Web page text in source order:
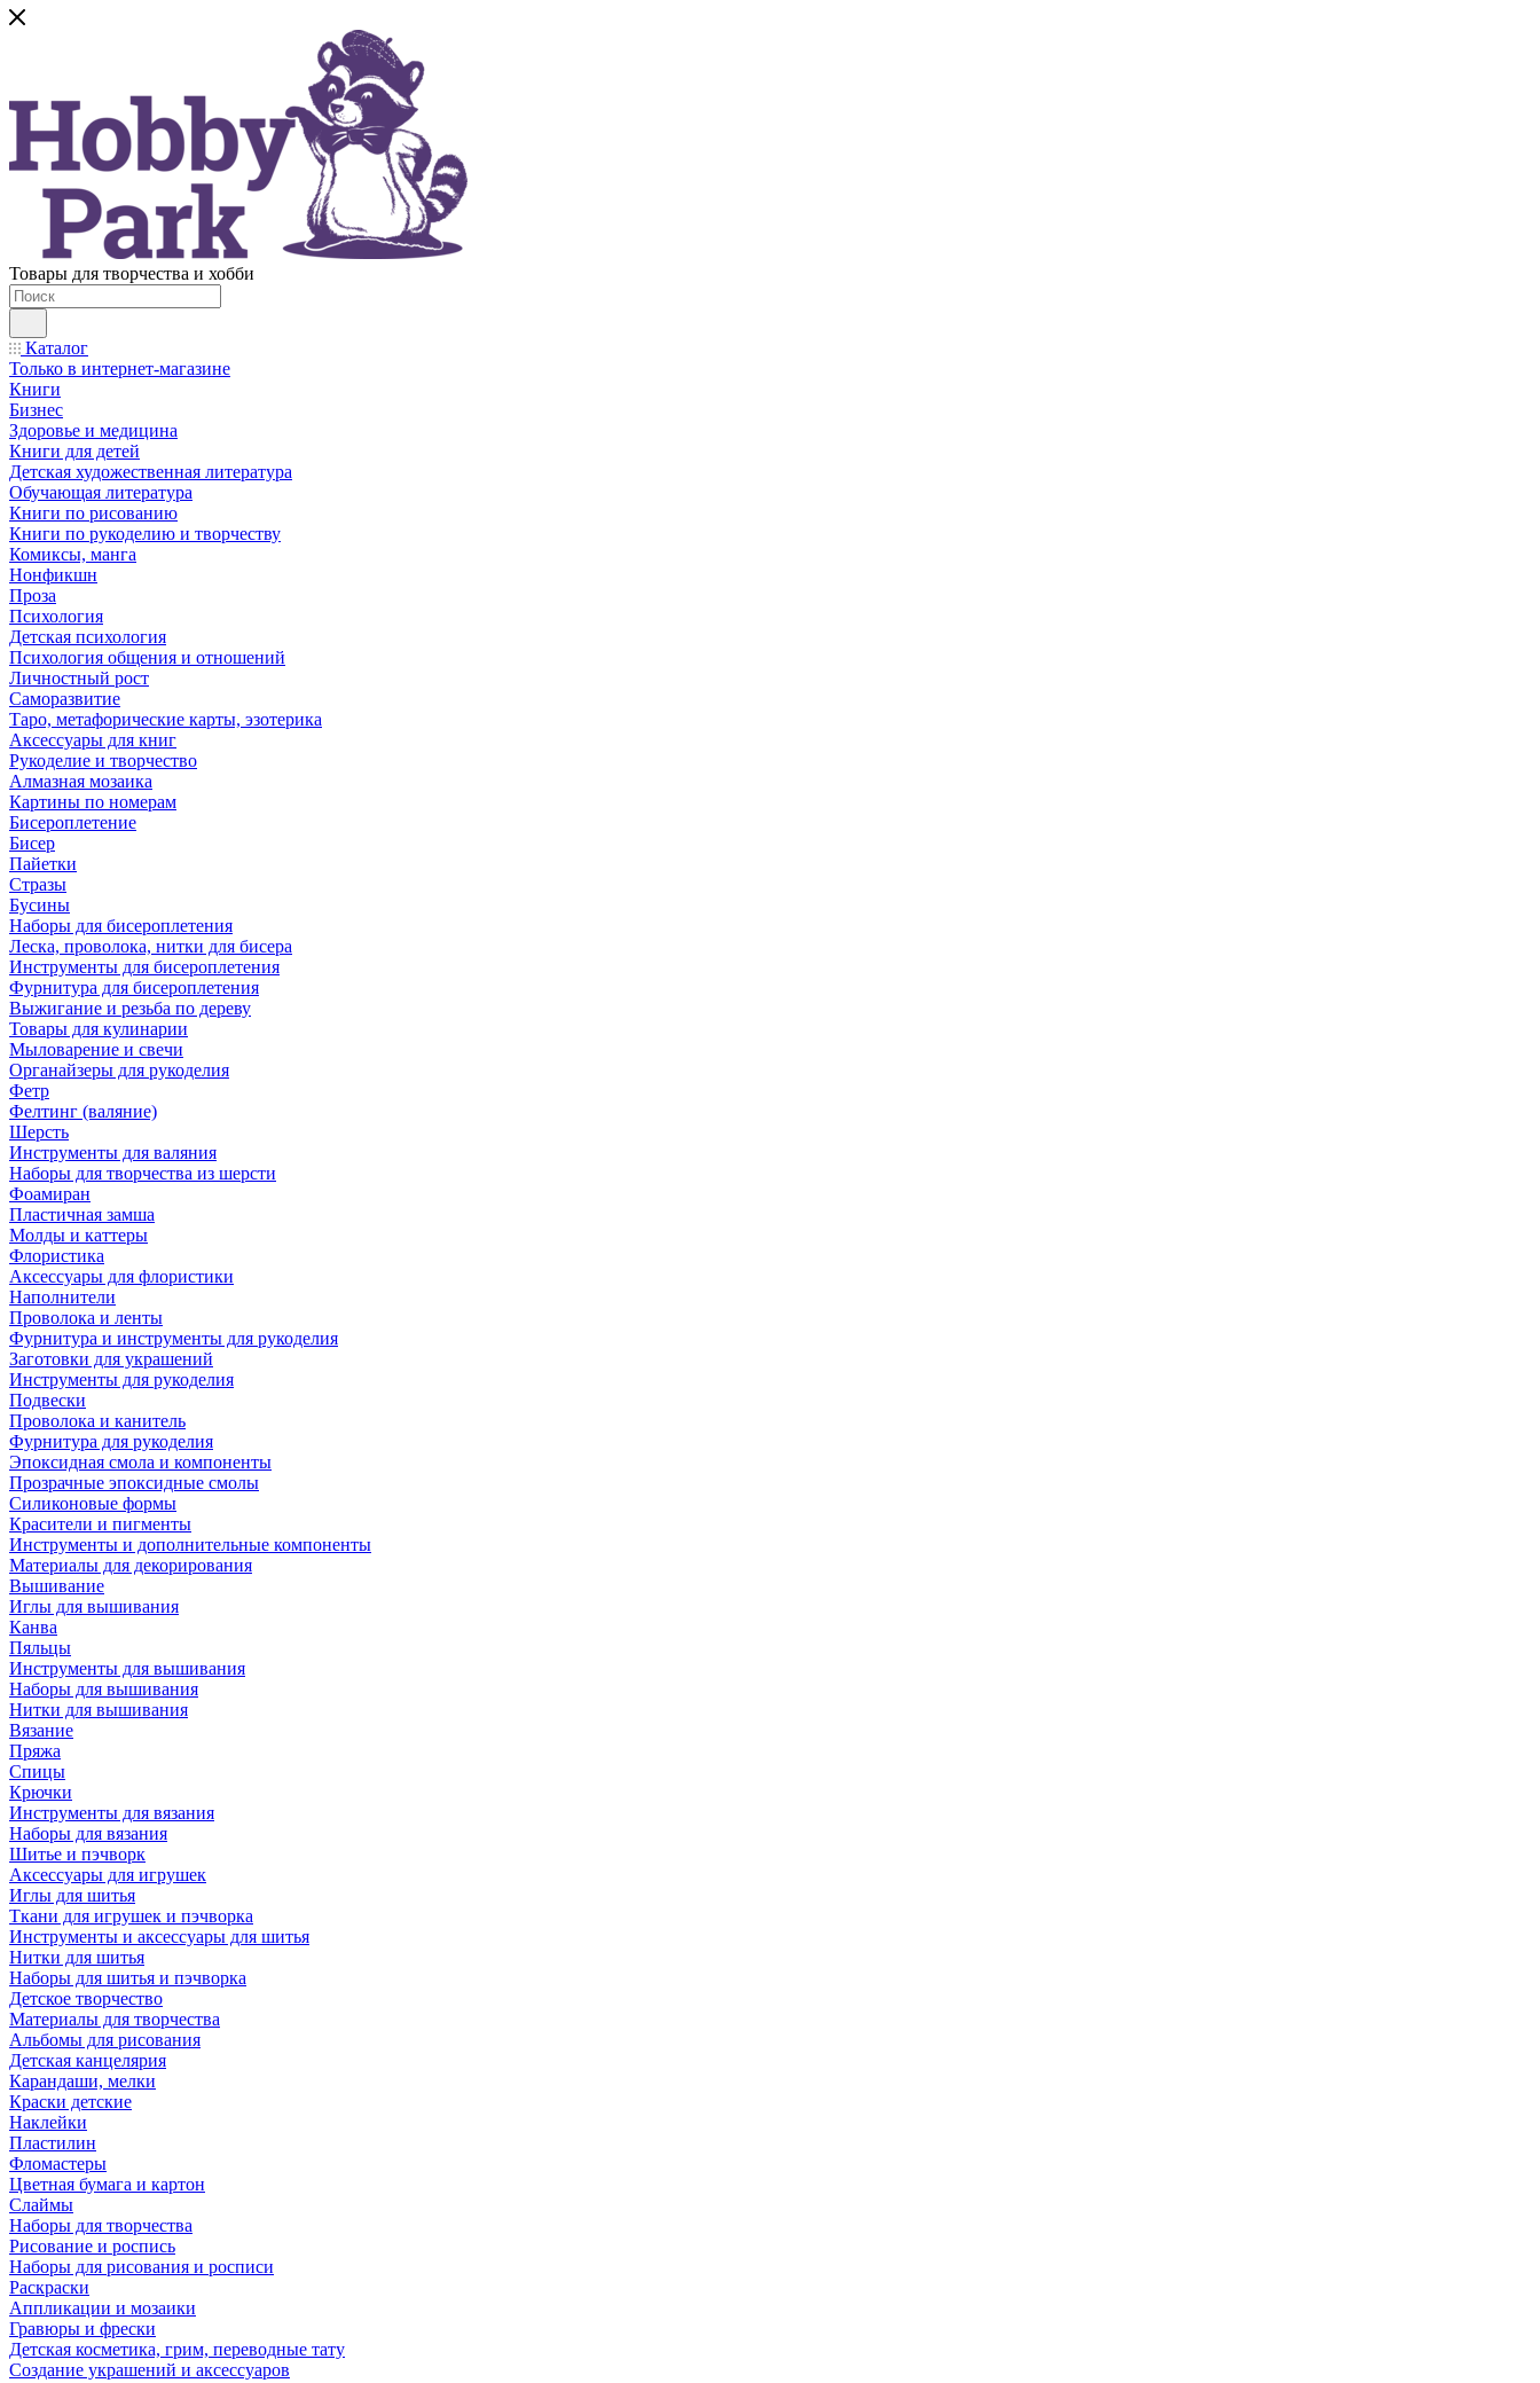
Товары для творчества и хобби
Каталог
Только в интернет-магазине
Книги
Бизнес
Здоровье и медицина
Книги для детей
Детская художественная литература
Обучающая литература
Книги по рисованию
Книги по рукоделию и творчеству
Комиксы, манга
Нонфикшн
Проза
Психология
Детская психология
Психология общения и отношений
Личностный рост
Саморазвитие
Таро, метафорические карты, эзотерика
Аксессуары для книг
Рукоделие и творчество
Алмазная мозаика
Картины по номерам
Бисероплетение
Бисер
Пайетки
Стразы
Бусины
Наборы для бисероплетения
Леска, проволока, нитки для бисера
Инструменты для бисероплетения
Фурнитура для бисероплетения
Выжигание и резьба по дереву
Товары для кулинарии
Мыловарение и свечи
Органайзеры для рукоделия
Фетр
Фелтинг (валяние)
Шерсть
Инструменты для валяния
Наборы для творчества из шерсти
Фоамиран
Пластичная замша
Молды и каттеры
Флористика
Аксессуары для флористики
Наполнители
Проволока и ленты
Фурнитура и инструменты для рукоделия
Заготовки для украшений
Инструменты для рукоделия
Подвески
Проволока и канитель
Фурнитура для рукоделия
Эпоксидная смола и компоненты
Прозрачные эпоксидные смолы
Силиконовые формы
Красители и пигменты
Инструменты и дополнительные компоненты
Материалы для декорирования
Вышивание
Иглы для вышивания
Канва
Пяльцы
Инструменты для вышивания
Наборы для вышивания
Нитки для вышивания
Вязание
Пряжа
Спицы
Крючки
Инструменты для вязания
Наборы для вязания
Шитье и пэчворк
Аксессуары для игрушек
Иглы для шитья
Ткани для игрушек и пэчворка
Инструменты и аксессуары для шитья
Нитки для шитья
Наборы для шитья и пэчворка
Детское творчество
Материалы для творчества
Альбомы для рисования
Детская канцелярия
Карандаши, мелки
Краски детские
Наклейки
Пластилин
Фломастеры
Цветная бумага и картон
Слаймы
Наборы для творчества
Рисование и роспись
Наборы для рисования и росписи
Раскраски
Аппликации и мозаики
Гравюры и фрески
Детская косметика, грим, переводные тату
Создание украшений и аксессуаров